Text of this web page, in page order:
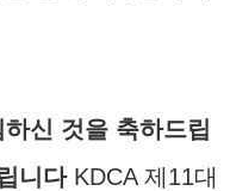
신 것을 축하드립
니다KDCA 제11대